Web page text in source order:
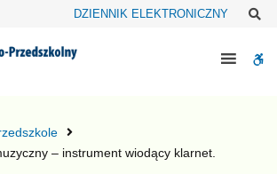
DZIENNIK ELEKTRONICZNY
– instrument wiodący klarnet.